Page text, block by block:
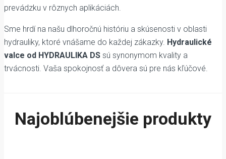
prevádzku v rôznych aplikáciách.
Sme hrdí na našu dlhoročnú históriu a skúsenosti v oblasti
hydrauliky, ktoré vnášame do každej zákazky. Hydraulické
valce od HYDRAULIKA DS sú synonymom kvality a
trvácnosti. Vaša spokojnosť a dôvera sú pre nás kľúčové.
Najoblúbenejšie produkty